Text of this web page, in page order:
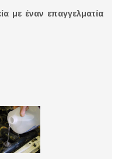
με έναν επαγγελματία